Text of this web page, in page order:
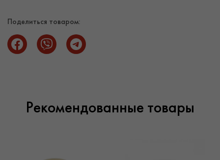
и представитель ведущих косметических компаний, мы
гарантируем высокое качество товаров и предлагаем
лучшую цену на них при оптовой закупке. Оптовая
Поделиться товаром:
Рекомендованные товары